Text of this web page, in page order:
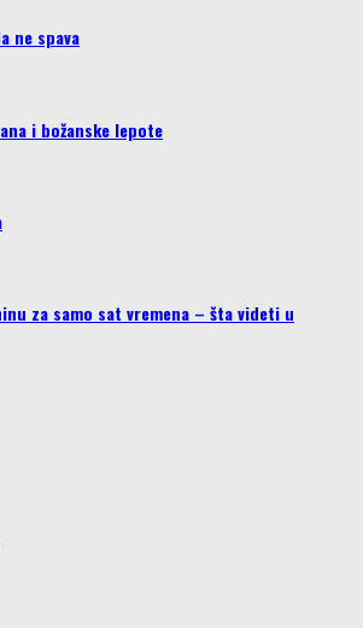
ne spava
i božanske lepote
za samo sat vremena – šta videti u